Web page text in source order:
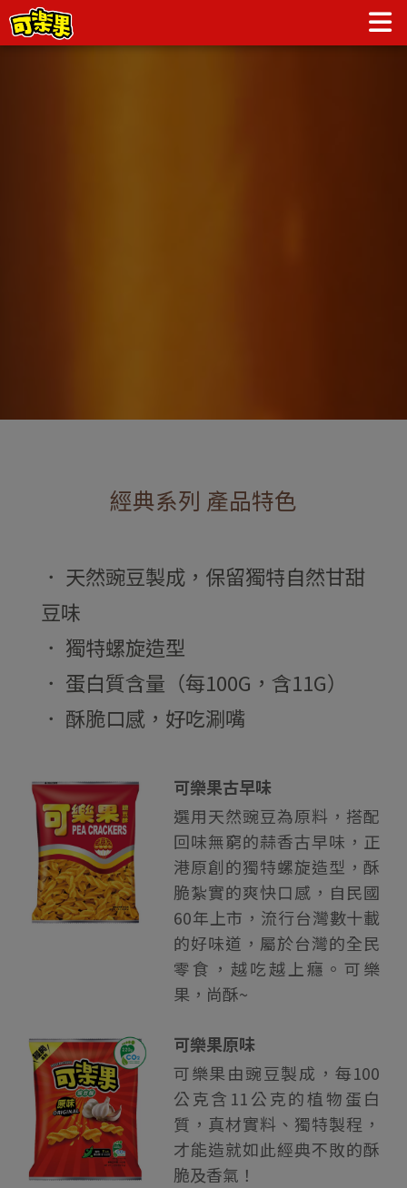
經典螺旋 | KOLOKO可樂果
經典系列 產品特色
． 天然豌豆製成，保留獨特自然甘甜
豆味
． 獨特螺旋造型
． 蛋白質含量（每100G，含11G）
． 酥脆口感，好吃涮嘴
可樂果古早味
選用天然豌豆為原料，搭配
回味無窮的蒜香古早味，正
港原創的獨特螺旋造型，酥
脆紮實的爽快口感，自民國
60年上市，流行台灣數十載
的好味道，屬於台灣的全民
零食，越吃越上癮。可樂
果，尚酥~
可樂果原味
可樂果由豌豆製成，每100
公克含11公克的植物蛋白
質，真材實料、獨特製程，
才能造就如此經典不敗的酥
脆及香氣！